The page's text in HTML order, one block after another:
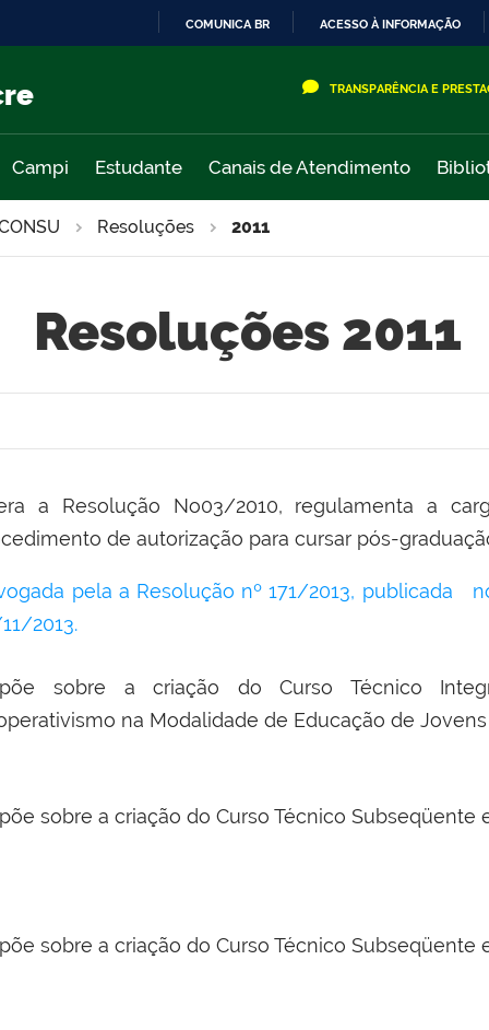
COMUNICA BR ACESSO À INFORMAÇÃO
TRANSPARÊNCIA E
Campi Estudante Canais de Atendimento
Resoluções 2011
Resoluções 2011
a Resolução No03/2010, regulamenta a
de autorização para cursar pós-
pela a Resolução nº 171/2013, publicada
2013.
sobre a criação do Curso Técnico
na Modalidade de Educação de Jovens
sobre a criação do Curso Técnico Subseqüente
sobre a criação do Curso Técnico Subseqüente